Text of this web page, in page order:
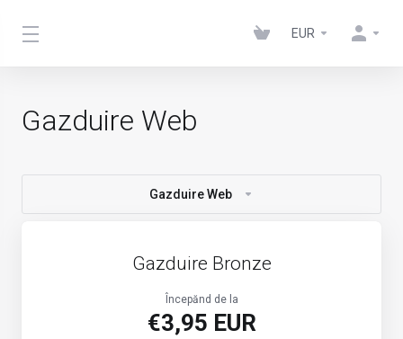
EUR
Gazduire Web
Gazduire Web
Gazduire Bronze
Începănd de la
€3,95 EUR